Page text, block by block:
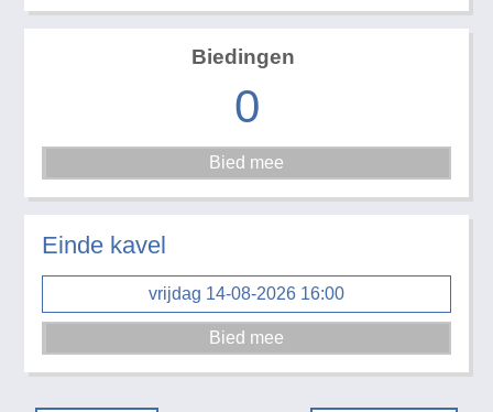
Biedingen
0
Einde kavel
vrijdag 14-08-2026 16:00